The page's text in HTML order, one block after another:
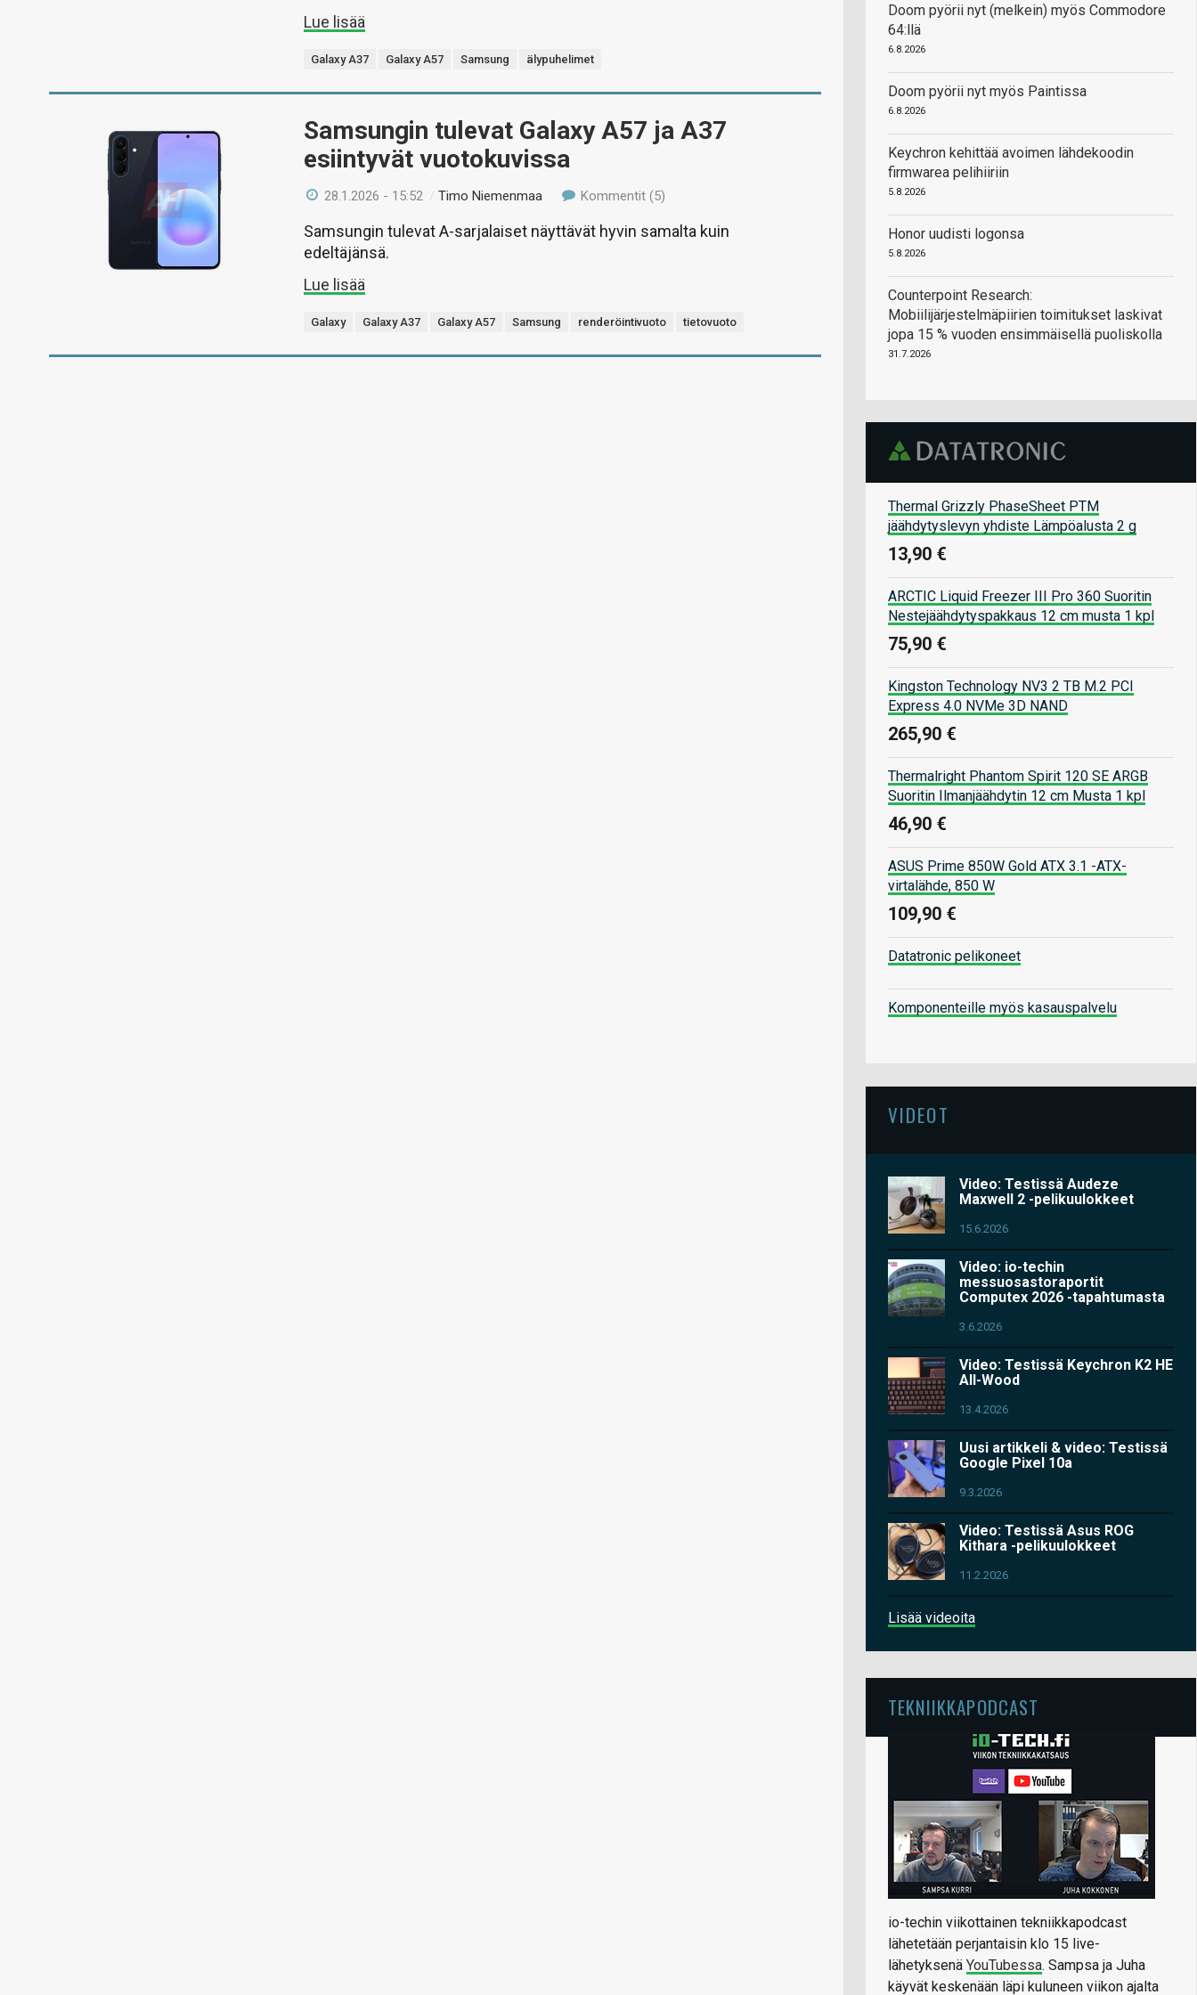
Lue lisää
Galaxy A37 Galaxy A57 Samsung älypuhelimet
Samsungin tulevat Galaxy A57 ja A37
esiintyvät vuotokuvissa
28.1.2026 - 15:52 /Timo Niemenmaa Kommentit (5)
Samsungin tulevat A-sarjalaiset näyttävät hyvin samalta kuin
edeltäjänsä.
Lue lisää
Galaxy Galaxy A37 Galaxy A57 Samsung renderöintivuoto tietovuoto
Doom pyörii nyt (melkein) myös Commodore
64:llä
6.8.2026
Doom pyörii nyt myös Paintissa
6.8.2026
Keychron kehittää avoimen lähdekoodin
firmwarea pelihiiriin
5.8.2026
Honor uudisti logonsa
5.8.2026
Counterpoint Research:
Mobiilijärjestelmäpiirien toimitukset laskivat
jopa 15 % vuoden ensimmäisellä puoliskolla
31.7.2026
Thermal Grizzly PhaseSheet PTM
jäähdytyslevyn yhdiste Lämpöalusta 2 g
13,90 €
ARCTIC Liquid Freezer III Pro 360 Suoritin
Nestejäähdytyspakkaus 12 cm musta 1 kpl
75,90 €
Kingston Technology NV3 2 TB M.2 PCI
Express 4.0 NVMe 3D NAND
265,90 €
Thermalright Phantom Spirit 120 SE ARGB
Suoritin Ilmanjäähdytin 12 cm Musta 1 kpl
46,90 €
ASUS Prime 850W Gold ATX 3.1 -ATX-
virtalähde, 850 W
109,90 €
Datatronic pelikoneet
Komponenteille myös kasauspalvelu
VIDEOT
Video: Testissä Audeze
Maxwell 2 -pelikuulokkeet
15.6.2026
Video: io-techin
messuosastoraportit
Computex 2026 -tapahtumasta
3.6.2026
Video: Testissä Keychron K2 HE
All-Wood
13.4.2026
Uusi artikkeli & video: Testissä
Google Pixel 10a
9.3.2026
Video: Testissä Asus ROG
Kithara -pelikuulokkeet
11.2.2026
Lisää videoita
TEKNIIKKAPODCAST
io-techin viikottainen tekniikkapodcast
lähetetään perjantaisin klo 15 live-
lähetyksenä YouTubessa. Sampsa ja Juha
käyvät keskenään läpi kuluneen viikon ajalta